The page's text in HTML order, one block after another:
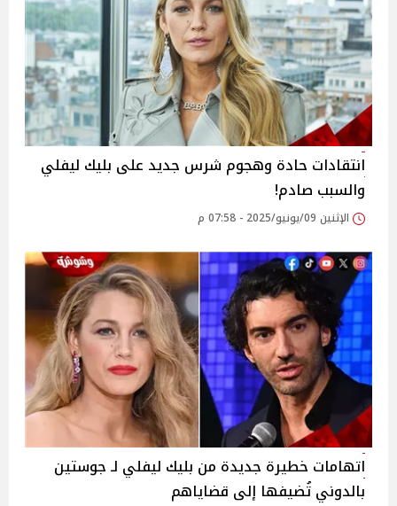
انتقادات حادة وهجوم شرس جديد على بليك ليفلي
والسبب صادم!
الإثنين 09/يونيو/2025 - 07:58 م
اتهامات خطيرة جديدة من بليك ليفلي لـ جوستين
بالدوني تُضيفها إلى قضاياهم